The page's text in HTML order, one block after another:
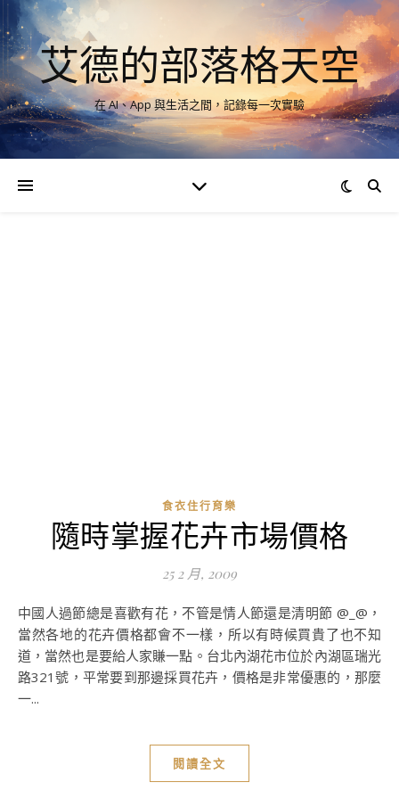
艾德的部落格天空
在 AI、App 與生活之間，記錄每一次實驗
食衣住行育樂
隨時掌握花卉市場價格
25 2 月, 2009
中國人過節總是喜歡有花，不管是情人節還是清明節 @_@，
當然各地的花卉價格都會不一樣，所以有時候買貴了也不知
道，當然也是要給人家賺一點。台北內湖花市位於內湖區瑞光
路321號，平常要到那邊採買花卉，價格是非常優惠的，那麼
一...
閱讀全文